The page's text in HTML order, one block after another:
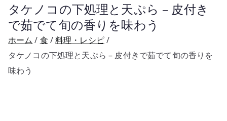
タケノコの下処理と天ぷら – 皮付き
で茹でて旬の香りを味わう
ホーム 食
料理・レシピ
タケノコの下処理と天ぷら – 皮付きで茹でて旬の香りを
味わう